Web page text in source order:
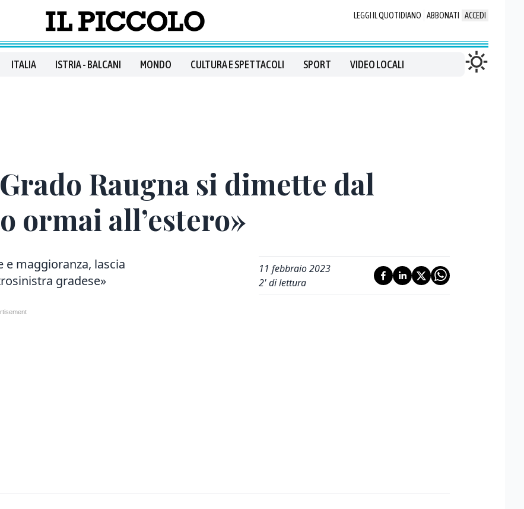
LEGGI IL QUOTIDIANO ABBONATI ACCEDI
ITALIA ISTRIA - BALCANI MONDO CULTURA E SPETTACOLI SPORT VIDEO LOCALI
Raugna si dimette dal
ormai all’estero»
e maggioranza, lascia
gradese»
11 febbraio 2023
2' di lettura